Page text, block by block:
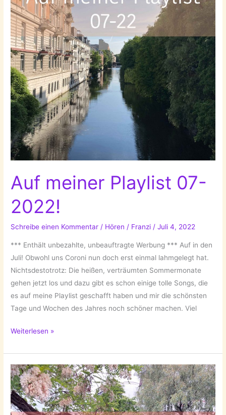
Auf meiner Playlist 07-
2022!
Schreibe einen Kommentar / Hören / Franzi /Juli 4, 2022
*** Enthält unbezahlte, unbeauftragte Werbung *** Auf in den
Juli! Obwohl uns Coroni nun doch erst einmal lahmgelegt hat.
Nichtsdestotrotz: Die heißen, verträumten Sommermonate
gehen jetzt los und dazu gibt es schon einige tolle Songs, die
es auf meine Playlist geschafft haben und mir die schönsten
Tage und Wochen des Jahres noch schöner machen. Viel
Auf
Playlist
07-
2022!
Weiterlesen »